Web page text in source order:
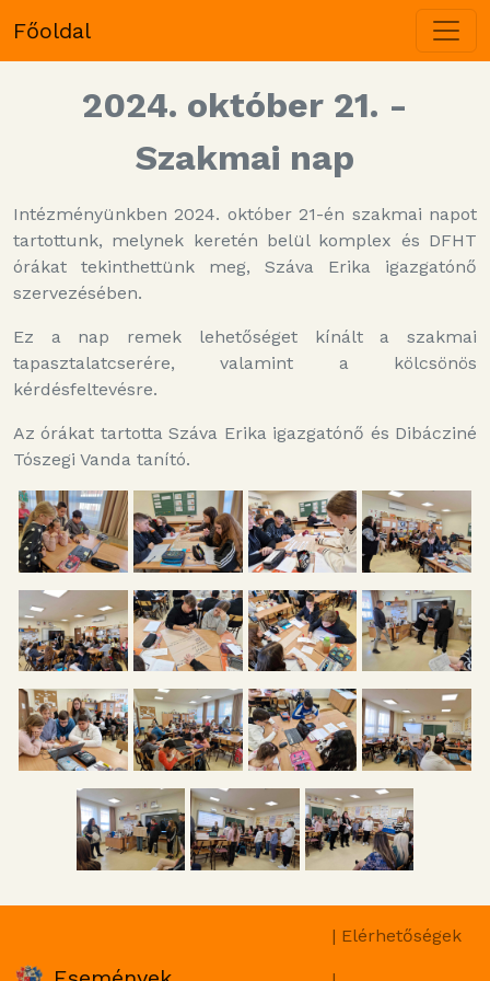
Főoldal
2024. október 21. -
Szakmai nap
Intézményünkben 2024. október 21-én szakmai napot
tartottunk, melynek keretén belül komplex és DFHT
órákat tekinthettünk meg, Száva Erika igazgatónő
szervezésében.
Ez a nap remek lehetőséget kínált a szakmai
tapasztalatcserére, valamint a kölcsönös
kérdésfeltevésre.
Az órákat tartotta Száva Erika igazgatónő és Dibácziné
Tószegi Vanda tanító.
| Elérhetőségek